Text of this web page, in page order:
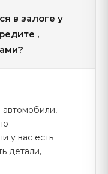
в залоге у
,
у вас есть
детали,